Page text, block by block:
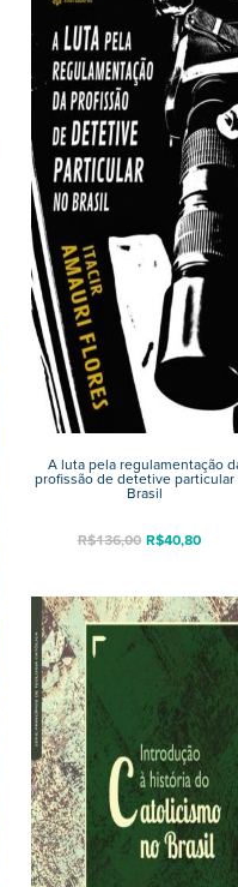
A luta pela regulamentação
profissão de detetive particular
Brasil
R$136,00 R$40,80